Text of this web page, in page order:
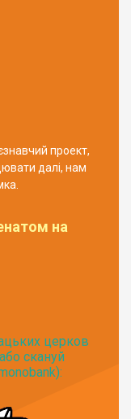
проект,
далі, нам
на
церков
скануй